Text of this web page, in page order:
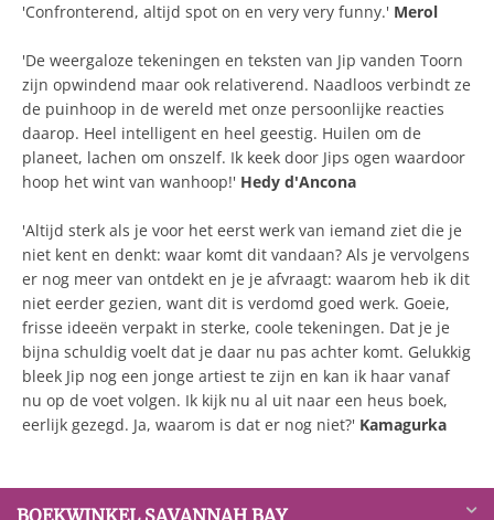
'Confronterend, altijd spot on en very very funny.' Merol
'De weergaloze tekeningen en teksten van Jip vanden Toorn
zijn opwindend maar ook relativerend. Naadloos verbindt ze
de puinhoop in de wereld met onze persoonlijke reacties
daarop. Heel intelligent en heel geestig. Huilen om de
planeet, lachen om onszelf. Ik keek door Jips ogen waardoor
hoop het wint van wanhoop!' Hedy d'Ancona
'Altijd sterk als je voor het eerst werk van iemand ziet die je
niet kent en denkt: waar komt dit vandaan? Als je vervolgens
er nog meer van ontdekt en je je afvraagt: waarom heb ik dit
niet eerder gezien, want dit is verdomd goed werk. Goeie,
frisse ideeën verpakt in sterke, coole tekeningen. Dat je je
bijna schuldig voelt dat je daar nu pas achter komt. Gelukkig
bleek Jip nog een jonge artiest te zijn en kan ik haar vanaf
nu op de voet volgen. Ik kijk nu al uit naar een heus boek,
eerlijk gezegd. Ja, waarom is dat er nog niet?' Kamagurka
BOEKWINKEL SAVANNAH BAY